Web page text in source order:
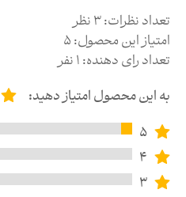
تعداد نظرات:3نظر
امتیاز این محصول:5
تعداد رای دهنده:1نفر
به این محصول امتیاز دهید:
5
4
3